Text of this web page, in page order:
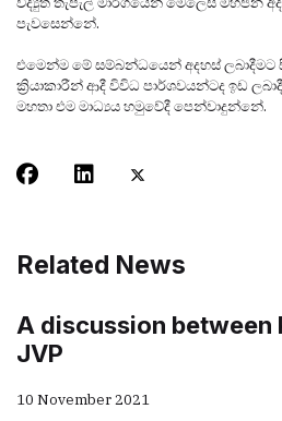
පැවසෙන්නේ.
එමෙන්ම මේ සම්බන්ධයෙන් අදහස් ලබාදීමට
ක්‍රියාකාරීන් ආදී විවිධ පාර්ශවයන්ටද ඉඩ
මහතා එම මාධ්‍යය හමුවේදී පෙන්වාදුන්නේ.
Related News
A discussion between
JVP
10 November 2021